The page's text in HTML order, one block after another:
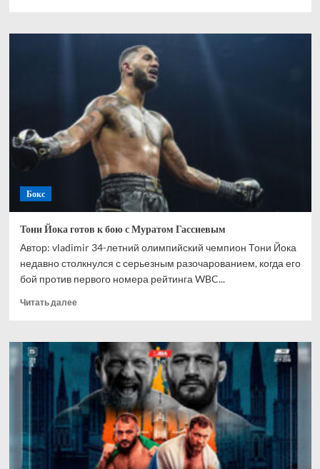
Наваретте
Ломаченко
Бокс
Тони Йока готов к бою с Муратом Гассиевым
Автор: vladimir 34-летний олимпийский чемпион Тони Йока
недавно столкнулся с серьезным разочарованием, когда его
бой против первого номера рейтинга WBC...
Читать далееПрочитать
Тони
Йока
готов
бою
с
Муратом
Гассиевым